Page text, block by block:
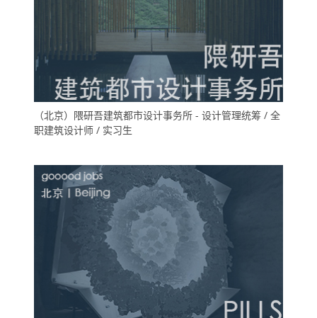
（北京）隈研吾建筑都市设计事务所 - 设计管理统筹 / 全
职建筑设计师 / 实习生